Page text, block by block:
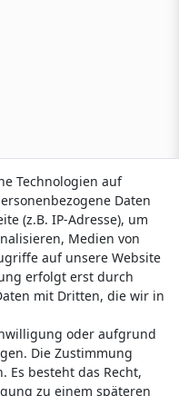
Technologien auf
Daten
(z.B. IP-Adresse), um
Medien von
auf unsere Website
erfolgt erst durch
mit Dritten, die wir in
oder aufgrund
Die Zustimmung
Es besteht das Recht,
zu einem späteren
Technologien auf
Daten
(z.B. IP-Adresse), um
Medien von
auf unsere Website
erfolgt erst durch
mit Dritten, die wir in
oder aufgrund
Die Zustimmung
Es besteht das Recht,
zu einem späteren